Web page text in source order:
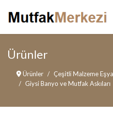
Ürünler
Ürünler
Çeşitli Malzeme
Giysi Banyo ve Mutfak Askıları